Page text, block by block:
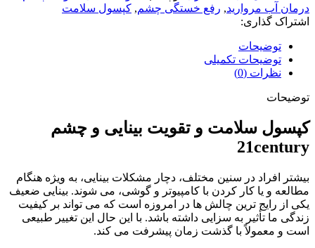
درمان آب مروارید, رفع خستگی چشم, کپسول سلامت
اشتراک گذاری:
توضیحات
توضیحات تکمیلی
نظرات (0)
توضیحات
کپسول سلامت و تقویت بینایی و چشم
21century
بیشتر افراد در سنین مختلف، دچار مشکلات بینایی، به ویژه هنگام
مطالعه و یا کار کردن با کامپیوتر و گوشی، می شوند. بینایی ضعیف
یکی از رایج ترین چالش ها در امروزه است که می تواند بر کیفیت
زندگی ما تأثیر به سزایی داشته باشد. با این حال این تغییر طبیعی
است و معمولاً با گذشت زمان پیشرفت می کند.